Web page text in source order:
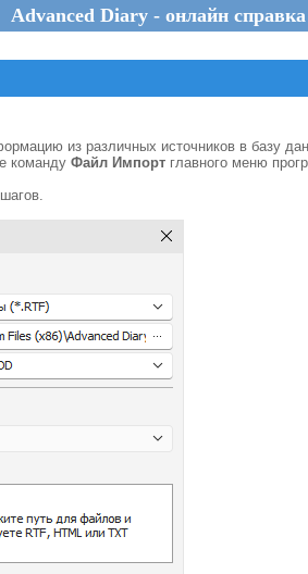
Advanced Diary - онлайн справка
из различных источников в базу
команду Файл Импорт главного меню